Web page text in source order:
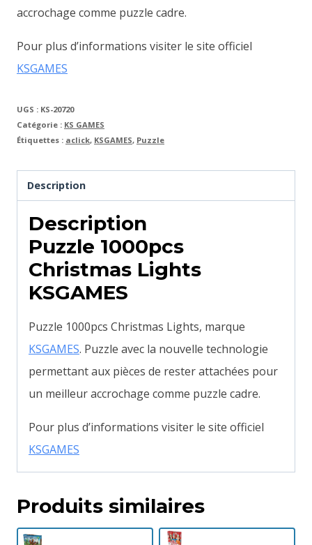
accrochage comme puzzle cadre.
Pour plus d’informations visiter le site officiel
KSGAMES
UGS : KS-20720
Catégorie : KS GAMES
Étiquettes : aclick, KSGAMES, Puzzle
Description
Description
Puzzle 1000pcs
Christmas Lights
KSGAMES
Puzzle 1000pcs Christmas Lights, marque
KSGAMES. Puzzle avec la nouvelle technologie
permettant aux pièces de rester attachées pour
un meilleur accrochage comme puzzle cadre.
Pour plus d’informations visiter le site officiel
KSGAMES
Produits similaires